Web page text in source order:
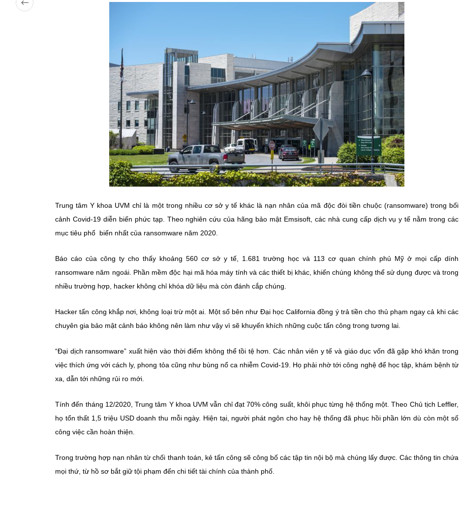
Trung tâm Y khoa UVM chỉ là một trong nhiều cơ sở y tế khác là nạn nhân của mã độc đòi tiền chuộc (ransomware) trong bối
cảnh Covid-19 diễn biến phức tạp. Theo nghiên cứu của hãng bảo mật Emsisoft, các nhà cung cấp dịch vụ y tế nằm trong các
mục tiêu phổ biến nhất của ransomware năm 2020.
Báo cáo của công ty cho thấy khoảng 560 cơ sở y tế, 1.681 trường học và 113 cơ quan chính phủ Mỹ ở mọi cấp dính
ransomware năm ngoái. Phần mềm độc hại mã hóa máy tính và các thiết bị khác, khiến chúng không thể sử dụng được và trong
nhiều trường hợp, hacker không chỉ khóa dữ liệu mà còn đánh cắp chúng.
Hacker tấn công khắp nơi, không loại trừ một ai. Một số bên như Đại học California đồng ý trả tiền cho thủ phạm ngay cả khi các
chuyên gia bảo mật cảnh báo không nên làm như vậy vì sẽ khuyến khích những cuộc tấn công trong tương lai.
“Đại dịch ransomware” xuất hiện vào thời điểm không thể tồi tệ hơn. Các nhân viên y tế và giáo dục vốn đã gặp khó khăn trong
việc thích ứng với cách ly, phong tỏa cũng như bùng nổ ca nhiễm Covid-19. Họ phải nhờ tới công nghệ để học tập, khám bệnh từ
xa, dẫn tới những rủi ro mới.
Tính đến tháng 12/2020, Trung tâm Y khoa UVM vẫn chỉ đạt 70% công suất, khôi phục từng hệ thống một. Theo Chủ tịch Leffler,
họ tổn thất 1,5 triệu USD doanh thu mỗi ngày. Hiện tại, người phát ngôn cho hay hệ thống đã phục hồi phần lớn dù còn một số
công việc cần hoàn thiện.
Trong trường hợp nạn nhân từ chối thanh toán, kẻ tấn công sẽ công bố các tập tin nội bộ mà chúng lấy được. Các thông tin chứa
mọi thứ, từ hồ sơ bắt giữ tội phạm đến chi tiết tài chính của thành phố.